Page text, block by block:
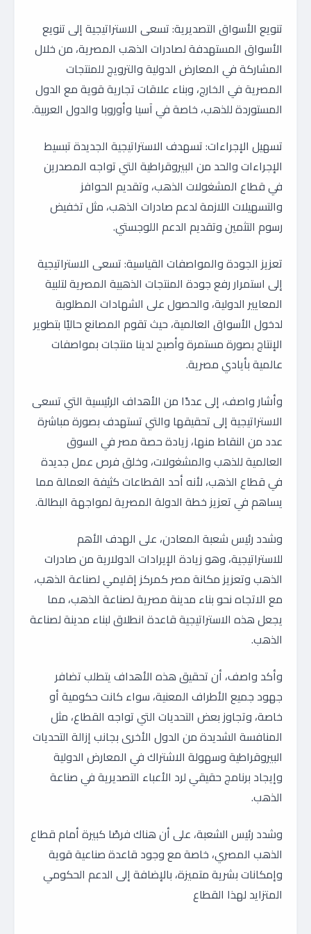
تنويع الأسواق التصديرية: تسعى الاستراتيجية إلى تنويع
الأسواق المستهدفة لصادرات الذهب المصرية، من خلال
المشاركة في المعارض الدولية والترويج للمنتجات
المصرية في الخارج، وبناء علاقات تجارية قوية مع الدول
المستوردة للذهب، خاصة في آسيا وأوروبا والدول العربية.
تسهيل الإجراءات: تسهدف الاستراتيجية الجديدة تبسيط
الإجراءات والحد من البيروقراطية التي تواجه المصدرين
في قطاع المشغولات الذهب، وتقديم الحوافز
والتسهيلات اللازمة لدعم صادرات الذهب، مثل تخفيض
رسوم التثمين وتقديم الدعم اللوجستي.
تعزيز الجودة والمواصفات القياسية: تسعى الاستراتيجية
إلى استمرار رفع جودة المنتجات الذهبية المصرية لتلبية
المعايير الدولية، والحصول على الشهادات المطلوبة
لدخول الأسواق العالمية، حيث تقوم المصانع حاليًا بتطوير
الإنتاج بصورة مستمرة وأصبح لدينا منتجات بمواصفات
عالمية بأيادي مصرية.
وأشار واصف، إلى عددًا من الأهداف الرئيسية التي تسعى
الاستراتيجية إلى تحقيقها والتي تستهدف بصورة مباشرة
عدد من النقاط منها، زيادة حصة مصر في السوق
العالمية للذهب والمشغولات، وخلق فرص عمل جديدة
في قطاع الذهب، لأنه أحد القطاعات كثيفة العمالة مما
يساهم في تعزيز خطة الدولة المصرية لمواجهة البطالة.
وشدد رئيس شعبة المعادن، على الهدف الأهم
للاستراتيجية، وهو زيادة الإيرادات الدولارية من صادرات
الذهب وتعزيز مكانة مصر كمركز إقليمي لصناعة الذهب،
مع الاتجاه نحو بناء مدينة مصرية لصناعة الذهب، مما
يجعل هذه الاستراتيجية قاعدة انطلاق لبناء مدينة لصناعة
الذهب.
وأكد واصف، أن تحقيق هذه الأهداف يتطلب تضافر
جهود جميع الأطراف المعنية، سواء كانت حكومية أو
خاصة، وتجاوز بعض التحديات التي تواجه القطاع، مثل
المنافسة الشديدة من الدول الأخرى بجانب إزالة التحديات
البيروقراطية وسهولة الاشتراك في المعارض الدولية
وإيجاد برنامج حقيقي لرد الأعباء التصديرية في صناعة
الذهب.
وشدد رئيس الشعبة، على أن هناك فرصًا كبيرة أمام قطاع
الذهب المصري، خاصة مع وجود قاعدة صناعية قوية
وإمكانات بشرية متميزة، بالإضافة إلى الدعم الحكومي
المتزايد لهذا القطاع